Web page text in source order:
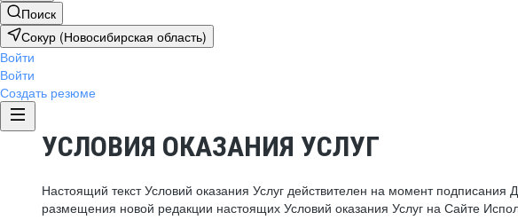
Поиск
Сокур (Новосибирская область)
Войти
Войти
Создать резюме
УСЛОВИЯ ОКАЗАНИЯ УСЛУГ
Настоящий текст Условий оказания Услуг действителен на момент
размещения новой редакции настоящих Условий оказания Услуг на Сайте